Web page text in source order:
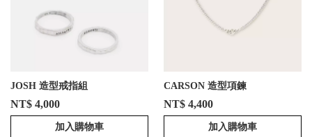
JOSH 造型戒指組
NT$ 4,000
加入購物車
CARSON 造型項鍊
NT$ 4,400
加入購物車